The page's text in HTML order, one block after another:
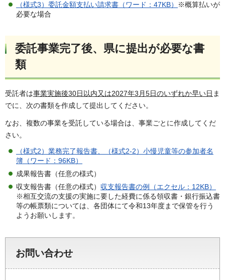
（様式3）委託金額支払い請求書（ワード：47KB）
※概算払いが
必要な場合
委託事業完了後、県に提出が必要な書
類
受託者は事業実施後30日以内又は2027年3月5日のいずれか早い日 ま
でに、次の書類を作成して提出してください。
なお、複数の事業を受託している場合は、事業ごとに作成してくだ
さい。
（様式2）業務完了報告書、（様式2-2）小慢児童等の参加者名
簿（ワード：96KB）
成果報告書（任意の様式）
収支報告書（任意の様式） 収支報告書の例（エクセル：12KB）
※相互交流の支援の実施に要した経費に係る領収書・銀行振込書
等の帳票類については、各団体にて令和13年度まで保管を行う
ようお願いします。
お問い合わせ